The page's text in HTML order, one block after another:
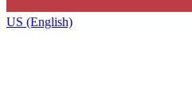
US (English)